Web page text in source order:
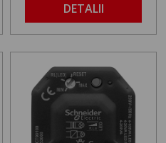
DETALII